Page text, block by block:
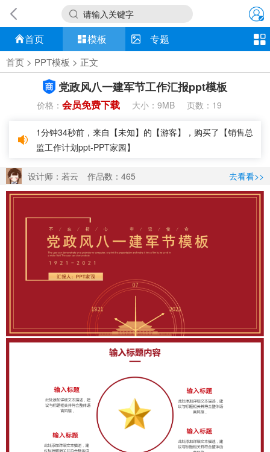
请输入关键字
首页 模板 专题
首页 > PPT模板 > 正文
党政风八一建军节工作汇报ppt模板
价格： 会员免费下载 大小： 9MB 页数： 19
1分钟34秒前，来自【未知】的【游客】，购买了【销售总
监工作计划ppt-PPT家园】
设计师：若云 作品数：465 去看看>>